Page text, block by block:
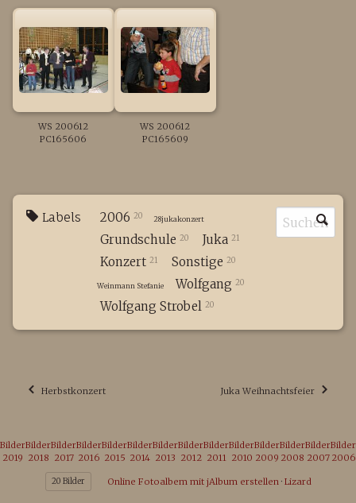
WS 200612
PC165606
WS 200612
PC165609
Labels 2006 20 28jukakonzert
Grundschule 20 Juka 21
Konzert 21 Sonstige 20
Weinmann Stefanie Wolfgang 20
Wolfgang Strobel 20
Herbstkonzert Juka Weihnachtsfeier
Bilder
2019
Bilder
2018
Bilder
2017
Bilder
2016
Bilder
2015
Bilder
2014
Bilder
2013
Bilder
2012
Bilder
2011
Bilder
2010
Bilder
2009
Bilder
2008
Bilder
2007
Bilder
2006
20 Bilder Online Fotoalbem mit jAlbum erstellen· Lizard